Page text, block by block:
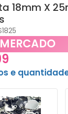
18mm X
e